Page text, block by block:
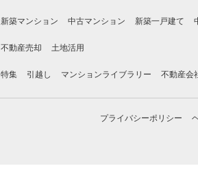
新築マンション 中古マンション 新築一戸建て
不動産売却 土地活用
特集 引越し マンションライブラリー 不動産会
プライバシーポリシー